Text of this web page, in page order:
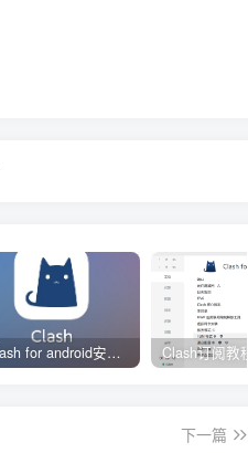
Clash for android安卓客户端保姆级新手使用教程
下一篇